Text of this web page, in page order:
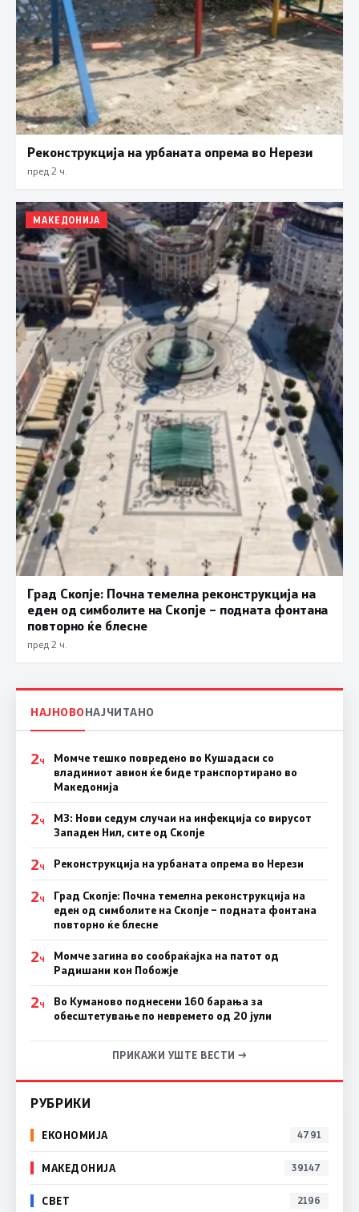
Реконструкција на урбаната опрема во Нерези
пред 2 ч.
МАКЕДОНИЈА
Град Скопје: Почна темелна реконструкција на
еден од симболите на Скопје – подната фонтана
повторно ќе блесне
пред 2 ч.
НАЈНОВОНАЈЧИТАНО
2Ч
Момче тешко повредено во Кушадаси со
владиниот авион ќе биде транспортирано во
Македонија
2Ч
МЗ: Нови седум случаи на инфекција со вирусот
Западен Нил, сите од Скопје
2Ч Реконструкција на урбаната опрема во Нерези
2Ч
Град Скопје: Почна темелна реконструкција на
еден од симболите на Скопје – подната фонтана
повторно ќе блесне
2Ч
Момче загина во сообраќајка на патот од
Радишани кон Побожје
2Ч
Во Куманово поднесени 160 барања за
обесштетување по невремето од 20 јули
ПРИКАЖИ УШТЕ ВЕСТИ →
РУБРИКИ
ЕКОНОМИЈА 4791
МАКЕДОНИЈА 39147
СВЕТ 2196